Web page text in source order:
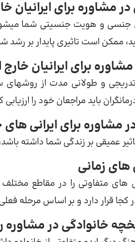
جنسی و هویت جنسیتی شما
اید، ممکن است تاثیری پایدار بر
و طولانی مدت از
باید مراجعان خود را
عمیقی بر زندگی شما داشته
متفاوتی را در مقاطع
کجا قرار دارد و بر اساس مرحله